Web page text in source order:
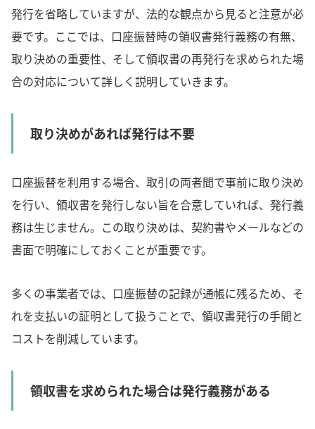
発行を省略していますが、法的な観点から見ると注意が必
要です。ここでは、口座振替時の領収書発行義務の有無、
取り決めの重要性、そして領収書の再発行を求められた場
合の対応について詳しく説明していきます。
取り決めがあれば発行は不要
口座振替を利用する場合、取引の両者間で事前に取り決め
を行い、領収書を発行しない旨を合意していれば、発行義
務は生じません。この取り決めは、契約書やメールなどの
書面で明確にしておくことが重要です。
多くの事業者では、口座振替の記録が通帳に残るため、そ
れを支払いの証明として扱うことで、領収書発行の手間と
コストを削減しています。
領収書を求められた場合は発行義務がある